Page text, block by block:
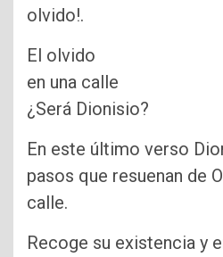
olvido!.
El olvido
en una calle
¿Será Dionisio?
En este último verso
pasos que resuenan de
calle.
Recoge su existencia y